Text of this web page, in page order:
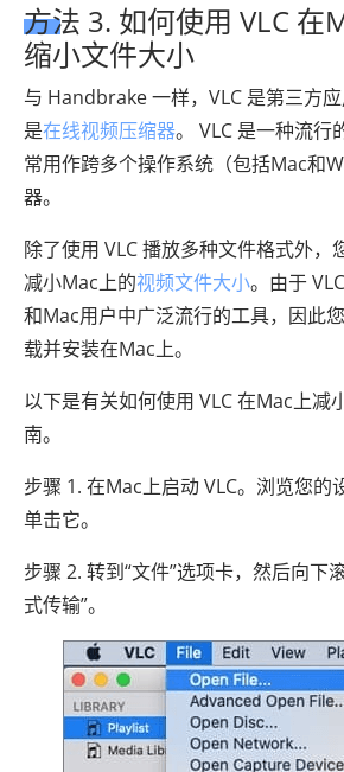
方法 3. 如何使用 VLC 在
缩小文件大小
与 Handbrake 一样，VLC 是第三方
是在线视频压缩器。 VLC 是一种流行
常用作跨多个操作系统（包括Mac和
器。
除了使用 VLC 播放多种文件格式外，
减小Mac上的视频文件大小。由于
和Mac用户中广泛流行的工具，因此
载并安装在Mac上。
以下是有关如何使用 VLC 在Mac上减
南。
步骤 1. 在Mac上启动 VLC。浏览您的
单击它。
步骤 2. 转到“文件”选项卡，然后向下
式传输”。